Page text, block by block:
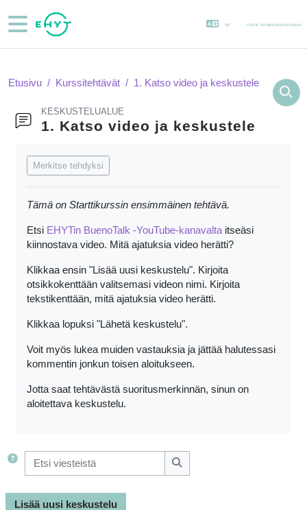
Sivupaneeli
Käytät vierailijatunnustaKirjaudu
Etusivu Kurssitehtävät 1. Katso video ja keskustele
KESKUSTELUALUE
1. Katso video ja keskustele
Merkitse tehdyksi
Tämä on Starttikurssin ensimmäinen tehtävä.
Etsi EHYTin BuenoTalk -YouTube-kanavalta itseäsi
kiinnostava video. Mitä ajatuksia video herätti?
Klikkaa ensin "Lisää uusi keskustelu". Kirjoita
otsikkokenttään valitsemasi videon nimi. Kirjoita
tekstikenttään, mitä ajatuksia video herätti.
Klikkaa lopuksi "Lähetä keskustelu".
Voit myös lukea muiden vastauksia ja jättää halutessasi
kommentin jonkun toisen aloitukseen.
Jotta saat tehtävästä suoritusmerkinnän, sinun on
aloitettava keskustelu.
Etsi viesteistä
Etsi viesteistä
Lisää uusi keskustelu